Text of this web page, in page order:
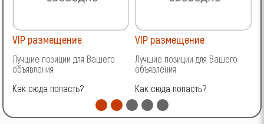
VIP размещение
Лучшие позиции для Вашего
объявления
Как сюда попасть?
VIP размещение
Лучшие позиции для Вашего
объявления
Как сюда попасть?